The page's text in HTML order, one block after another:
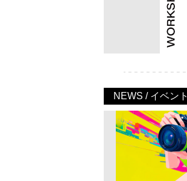
NEWS / イベント